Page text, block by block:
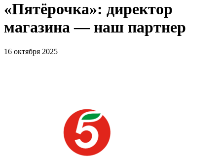
«Пятёрочка»: директор
магазина — наш партнер
16 октября 2025